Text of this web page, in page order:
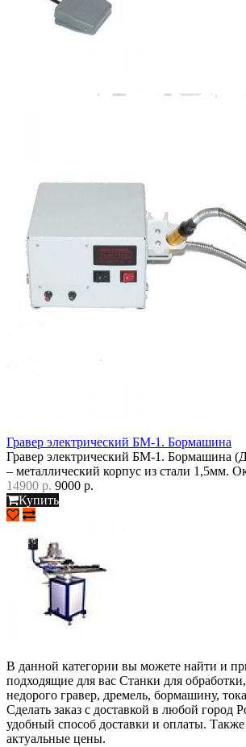
Гравер электрический БМ-1. Бормашина
Гравер электрический БМ-1. Бормашина
– металлический корпус из стали 1,5мм.
14900 р. 9000 р.
Купить
В данной категории вы можете найти и
подходящие для вас Станки для
недорого гравер, дремель, бормашину,
Сделать заказ с доставкой в любой город
удобный способ доставки и оплаты. Также
актуальные цены.